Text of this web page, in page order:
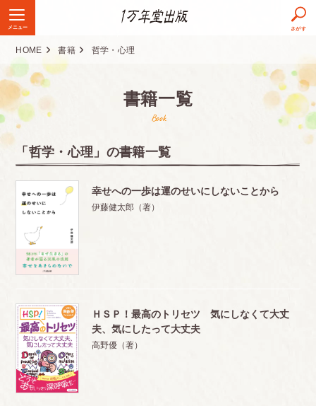
メニュー さがす
HOME 書籍 哲学・心理
書籍一覧
Book
「哲学・心理」の書籍一覧
幸せへの一歩は運のせいにしないことから
伊藤健太郎（著）
ＨＳＰ！最高のトリセツ 気にしなくて大丈
夫、気にしたって大丈夫
高野優（著）